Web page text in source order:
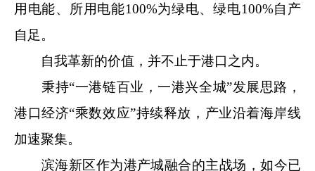
用电能、所用电能100%为绿电、绿电100%自产
自足。
自我革新的价值，并不止于港口之内。
秉持“一港链百业，一港兴全城”发展思路，
港口经济“乘数效应”持续释放，产业沿着海岸线
加速聚集。
滨海新区作为港产城融合的主战场，如今已